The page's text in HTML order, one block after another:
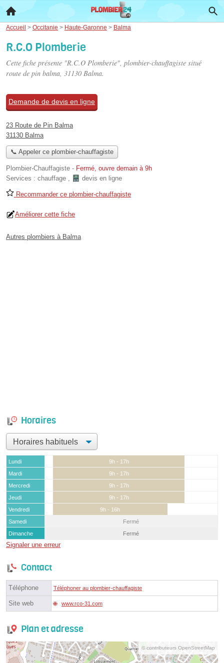
Accueil > Occitanie > Haute-Garonne > Balma
R.C.O Plomberie
Cette fiche présente "R.C.O Plomberie", plombier-chauffagiste situé
route de pin balma, 31130 Balma.
Demande de devis en ligne
23 Route de Pin Balma
31130 Balma
📞 Appeler ce plombier-chauffagiste
Plombier-Chauffagiste - Fermé, ouvre demain à 9h
Services : chauffage , devis en ligne
Recommander ce plombier-chauffagiste
Améliorer cette fiche
Autres plombiers à Balma
Horaires
Lundi
9h - 17h
Mardi
9h - 17h
Mercredi
9h - 17h
Jeudi
9h - 17h
Vendredi
9h - 16h
Samedi
Fermé
Dimanche
Fermé
Signaler une erreur
Contact
Téléphone Téléphoner au plombier-chauffagiste
Site web www.rco-31.com
Plan et adresse
© contributeurs OpenStreetMap